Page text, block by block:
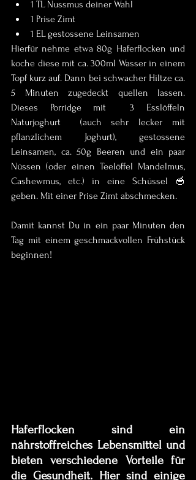
1 TL Nussmus deiner Wahl
1 Prise Zimt
1 EL gestossene Leinsamen
Hierfür nehme etwa 80g Haferflocken und
koche diese mit ca. 300ml Wasser in einem
Topf kurz auf. Dann bei schwacher Hiltze ca.
5 Minuten zugedeckt quellen lassen.
Dieses Porridge mit  3 Esslöffeln
Naturjoghurt  (auch sehr lecker mit
pflanzlichem Joghurt), gestossene
Leinsamen, ca. 50g Beeren und ein paar
Nüssen (oder einen Teelöffel Mandelmus,
Cashewmus, etc.) in eine Schüssel 🥣
geben. Mit einer Prise Zimt abschmecken.
Damit kannst Du in ein paar Minuten den
Tag mit einem geschmackvollen Frühstück
beginnen!
Haferflocken sind ein
nährstoffreiches Lebensmittel und
bieten verschiedene Vorteile für
die Gesundheit. Hier sind einige